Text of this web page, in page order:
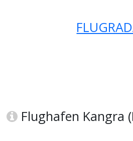
Flughafen Kangra